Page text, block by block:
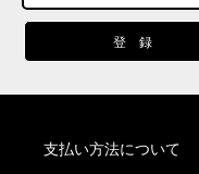
支払い方法について